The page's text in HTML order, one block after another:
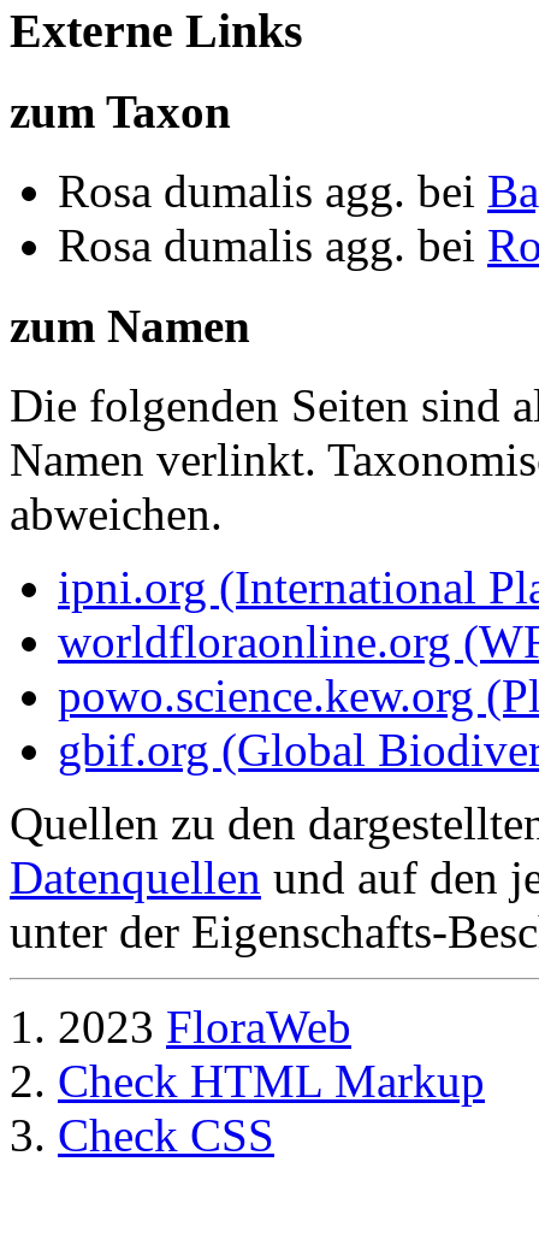
Externe Links
zum Taxon
Rosa dumalis agg. bei
Rosa dumalis agg. bei
zum Namen
Die folgenden Seiten sind
Namen verlinkt.
abweichen.
ipni.org (International
worldfloraonline.org
powo.science.kew.org
gbif.org (Global
Quellen zu den
Datenquellen und auf den
unter der Eigenschafts-
2023 FloraWeb
Check HTML Markup
Check CSS